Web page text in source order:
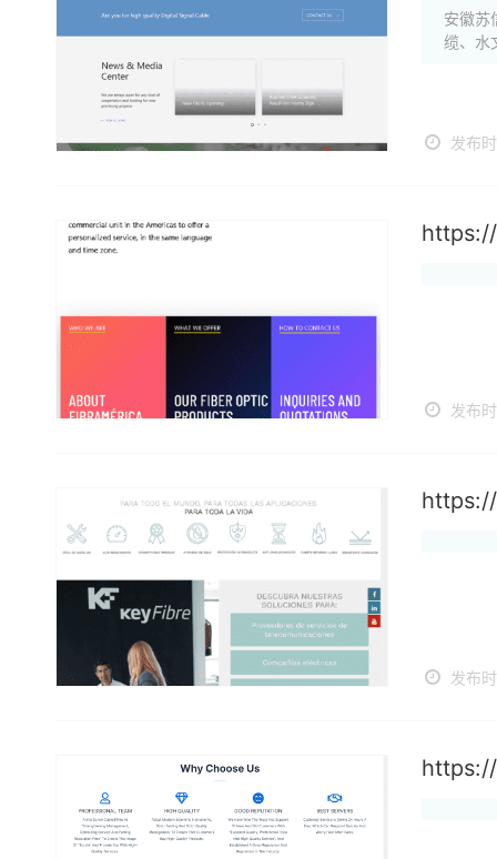
安徽苏
缆、水
发布
发布
发布